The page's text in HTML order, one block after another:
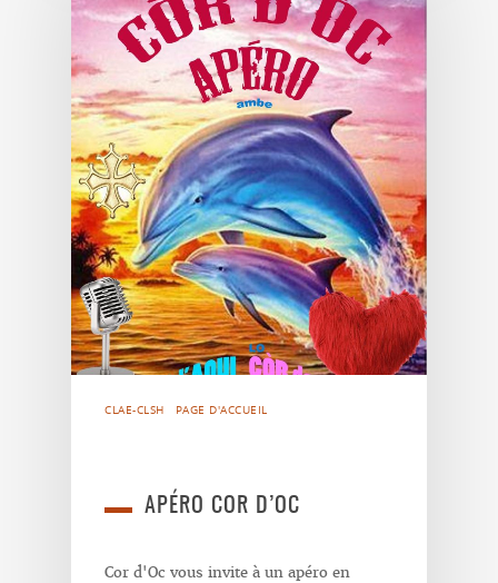
CLAE-CLSH PAGE D'ACCUEIL
APÉRO COR D’OC
Cor d'Oc vous invite à un apéro en